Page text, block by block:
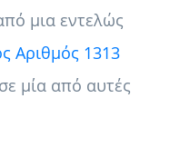
μια εντελώς
Αριθμός 1313
σε μία από αυτές